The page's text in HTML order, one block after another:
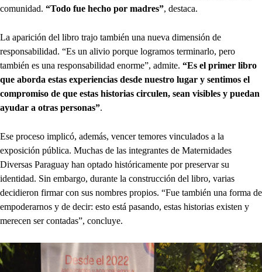
comunidad. “Todo fue hecho por madres”, destaca.
La aparición del libro trajo también una nueva dimensión de
responsabilidad. “Es un alivio porque logramos terminarlo, pero
también es una responsabilidad enorme”, admite. “Es el primer libro
que aborda estas experiencias desde nuestro lugar y sentimos el
compromiso de que estas historias circulen, sean visibles y puedan
ayudar a otras personas”.
Ese proceso implicó, además, vencer temores vinculados a la
exposición pública. Muchas de las integrantes de Maternidades
Diversas Paraguay han optado históricamente por preservar su
identidad. Sin embargo, durante la construcción del libro, varias
decidieron firmar con sus nombres propios. “Fue también una forma de
empoderarnos y de decir: esto está pasando, estas historias existen y
merecen ser contadas”, concluye.